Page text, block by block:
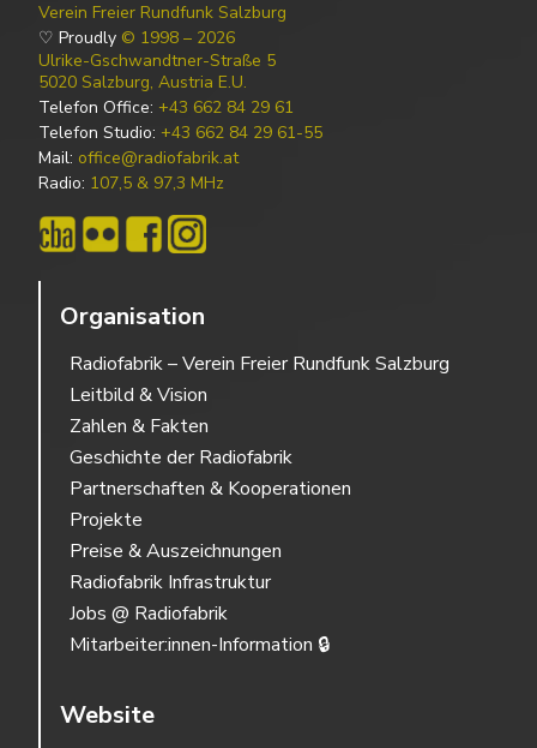
Verein Freier Rundfunk Salzburg
♡ Proudly © 1998 – 2026
Ulrike-Gschwandtner-Straße 5
5020 Salzburg, Austria E.U.
Telefon Office: +43 662 84 29 61
Telefon Studio: +43 662 84 29 61-55
Mail: office@radiofabrik.at
Radio: 107,5 & 97,3 MHz
Organisation
Radiofabrik – Verein Freier Rundfunk Salzburg
Leitbild & Vision
Zahlen & Fakten
Geschichte der Radiofabrik
Partnerschaften & Kooperationen
Projekte
Preise & Auszeichnungen
Radiofabrik Infrastruktur
Jobs @ Radiofabrik
Mitarbeiter:innen-Information 🔒
Website